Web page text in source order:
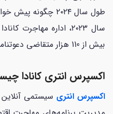
طول سال ۲۰۲۴
بیش از 110 هزار متقاضی دعوتنامه صادر کرد.
اکسپرس انتری کانادا
اکسپرس انتری سیستمی